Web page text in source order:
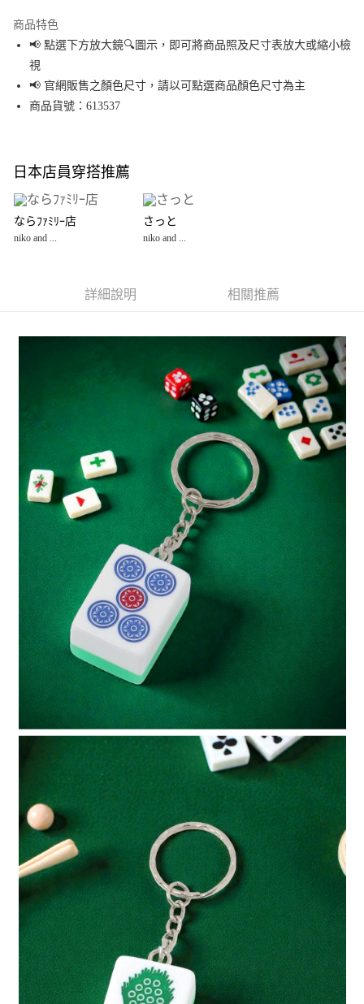
Apple Pay
街口支付
悠遊付
全盈+PAY
大哥付你分期
【大哥付你分期使用說明】
1.本服務由台灣大哥大提供，台灣大哥大用戶可立即使用無須另外申請。
3.實際核准額度、可分期數及費用金額請依後續交易確認頁面所載為準。
1.分期款項不併入電信帳單，「大哥付你分期」於每月結算日後寄送繳費提
2.透過簡訊連結打開帳單後，可選擇「超商條碼／台灣大直營門市／銀行轉
帳／街口支付／iPASS MONEY」等通路繳費。
【注意事項】
1.本服務係由「台灣大哥大股份有限公司」（以下簡稱本公司）所提供，讓
用戶於交易時，得透過本服務購買商品或服務，並由商店將買賣／分期付款
買賣價金債權讓與本公司後，依約使用本公司帳單繳交帳款。
2.基於同意付款使用「大哥付你分期」之契約關係目的，商店將以您的個人
資料（包含姓名、電話或地址）提供予台灣大哥大進項蒐集、處理及利用，
由本公司與您本人進行分期帳單所需資料之確認、核對及更正。
3.完整用戶服務條款，請詳閱以下連結：https://oppay.tw/userRule
AFTEE先享後付
AFTEE先享後付是「在收到商品之後才付款」的支付方式。 讓您購物簡單便
２．便利：只要手機號碼，簡訊認證，即可結帳。
【「AFTEE先享後付」結帳流程】
１．於結帳方式選擇「AFTEE先享後付」後，將跳轉至「AFTEE先享後付」
結帳頁面，進行簡訊認證並確認金額後，即可完成結帳。
２．訂單成立數日內，您將收到繳費通知簡訊。
３．收到繳費通知簡訊後14天內，點擊此簡訊中的連結，可透過四大超商／
ATM／網路銀行／等多元方式進行付款，方視為交易完成。
※ 請注意：結帳手續完成當下不需立刻繳費，但若您需要取消訂單，請聯絡
購買商品的店家。未經商家同意取消之訂單仍視為有效，需透過AFTEE先享
後付繳納相關費用。
※ 交易是否成功請以「AFTEE先享後付 」之結帳頁面顯示為準，若有關於
是否繳費成功／繳費後需取消欲退款等相關疑問，請聯繫「AFTEE先享後付
客戶支援中心」
https://netprotections.freshdesk.com/support/home
１．透過由恩沛科技股份有限公司提供之「AFTEE先享後付」服務完成之交
易，需依本服務之必要範圍內提供個人資料，並將交易相關給付款項請求債
權轉讓予恩沛科技股份有限公司。
２．關於個人資料處理事宜，請瀏覽以下網址：
３．未成年的使用者請事先徵得法定代理人或監護人之同意方可使用
「AFTEE先享後付」，若未經同意申辦者引起之損失，本公司不負相關責
４．使用「AFTEE先享後付」時，將依據個別帳號之用戶狀況，依本公司即
請求用戶進行身份認證。
５．嚴禁一人註冊多個帳號或使用他人資訊註冊。若發現惡意使用之情形，
恩沛科技股份有限公司將有權停止該用戶之使用額度並採取法律行動。
每筆NT$80，滿NT$1,500(含以上)免運費
7-11 取貨付款
每筆NT$80，滿NT$1,500(含以上)免運費
付款後 7-11取貨
每筆NT$80，滿NT$1,500(含以上)免運費
宅配
每筆NT$80，滿NT$1,500(含以上)免運費
商品特色
📢 點選下方放大鏡🔍圖示，即可將商品照及尺寸表放大或縮小檢
視
📢 官網販售之顏色尺寸，請以可點選商品顏色尺寸為主
商品貨號：613537
日本店員穿搭推薦
ならﾌｧﾐﾘｰ店
niko and ...
さっと
niko and ...
詳細說明 相關推薦